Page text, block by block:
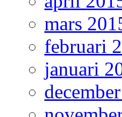
mars
februari
januari